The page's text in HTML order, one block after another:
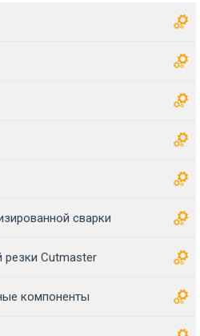
сварки
резки Cutmaster
компоненты